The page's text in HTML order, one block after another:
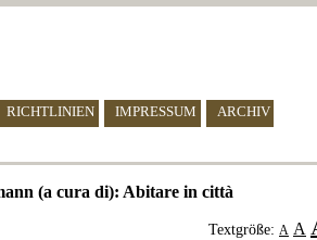
RICHTLINIEN IMPRESSUM ARCHIV
(a cura di): Abitare in città
Textgröße: A A